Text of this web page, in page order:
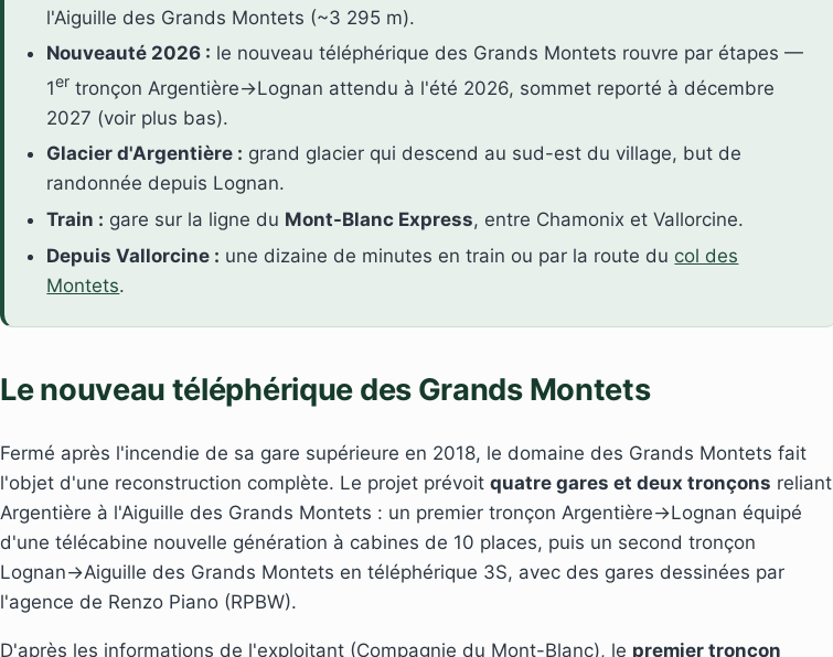
l'Aiguille des Grands Montets (~3 295 m).
Nouveauté 2026 : le nouveau téléphérique des Grands Montets rouvre par étapes —
1er tronçon Argentière→Lognan attendu à l'été 2026, sommet reporté à décembre
2027 (voir plus bas).
Glacier d'Argentière : grand glacier qui descend au sud-est du village, but de
randonnée depuis Lognan.
Train : gare sur la ligne du Mont-Blanc Express, entre Chamonix et Vallorcine.
Depuis Vallorcine : une dizaine de minutes en train ou par la route du col des
Montets.
Le nouveau téléphérique des Grands Montets
Fermé après l'incendie de sa gare supérieure en 2018, le domaine des Grands Montets fait
l'objet d'une reconstruction complète. Le projet prévoit quatre gares et deux tronçons reliant
Argentière à l'Aiguille des Grands Montets : un premier tronçon Argentière→Lognan équipé
d'une télécabine nouvelle génération à cabines de 10 places, puis un second tronçon
Lognan→Aiguille des Grands Montets en téléphérique 3S, avec des gares dessinées par
l'agence de Renzo Piano (RPBW).
D'après les informations de l'exploitant (Compagnie du Mont-Blanc), le premier tronçon